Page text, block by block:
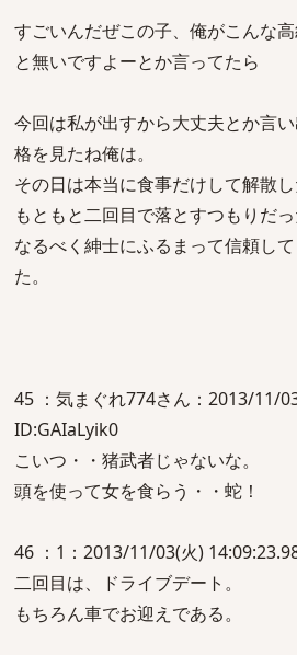
すごいんだぜこの子、俺がこんな
と無いですよーとか言ってたら
今回は私が出すから大丈夫とか言
格を見たね俺は。
その日は本当に食事だけして解散し
もともと二回目で落とすつもりだっ
なるべく紳士にふるまって信頼し
た。
45 ：気まぐれ774さん：2013/11/
ID:GAIaLyik0
こいつ・・猪武者じゃないな。
頭を使って女を食らう・・蛇！
46 ：1：2013/11/03(火)
二回目は、ドライブデート。
もちろん車でお迎えである。